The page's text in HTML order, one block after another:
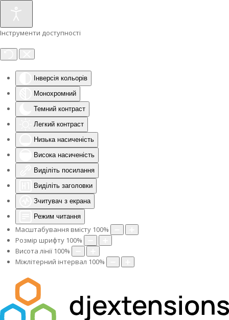
Інструменти доступності
Інверсія кольорів
Монохромний
Темний контраст
Легкий контраст
Низька насиченість
Висока насиченість
Виділіть посилання
Виділіть заголовки
Зчитувач з екрана
Режим читання
Масштабування вмісту 100%
Розмір шрифту 100%
Висота лінії 100%
Міжлітерний інтервал 100%